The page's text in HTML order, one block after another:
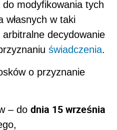
modyfikowania tych
własnych w taki
decydowanie
świadczenia.
o przyznanie
– do dnia 15 września